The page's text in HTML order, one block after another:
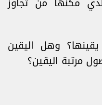
وهل اليقين
مرتبة اليقين؟